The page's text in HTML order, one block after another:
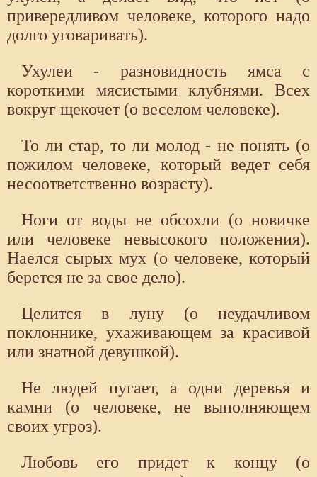
привередливом человеке, которого надо
долго уговаривать).
Ухулеи - разновидность ямса с
короткими мясистыми клубнями. Всех
вокруг щекочет (о веселом человеке).
То ли стар, то ли молод - не понять (о
пожилом человеке, который ведет себя
несоответственно возрасту).
Ноги от воды не обсохли (о новичке
или человеке невысокого положения).
Наелся сырых мух (о человеке, который
берется не за свое дело).
Целится в луну (о неудачливом
поклоннике, ухаживающем за красивой
или знатной девушкой).
Не людей пугает, а одни деревья и
камни (о человеке, не выполняющем
своих угроз).
Любовь его придет к концу (о